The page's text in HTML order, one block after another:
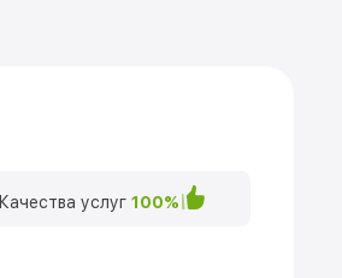
Качества услуг 100%